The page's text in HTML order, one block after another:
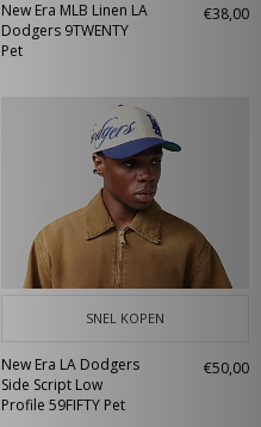
New Era MLB Linen LA
Dodgers 9TWENTY
Pet
€38,00
SNEL KOPEN
New Era LA Dodgers
Side Script Low
Profile 59FIFTY Pet
€50,00